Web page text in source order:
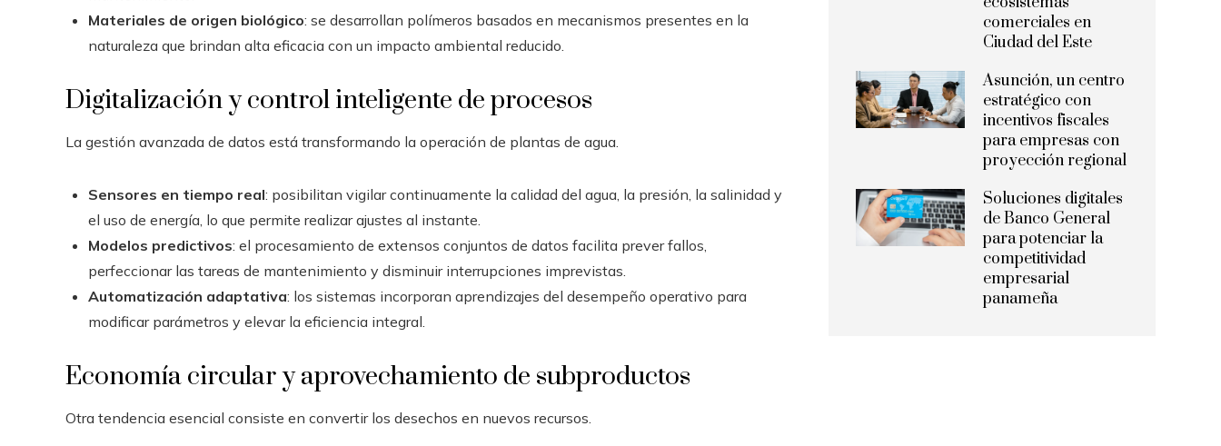
Materiales de origen biológico: se desarrollan polímeros basados en mecanismos presentes en la
naturaleza que brindan alta eficacia con un impacto ambiental reducido.
Digitalización y control inteligente de procesos
La gestión avanzada de datos está transformando la operación de plantas de agua.
Sensores en tiempo real: posibilitan vigilar continuamente la calidad del agua, la presión, la salinidad y
el uso de energía, lo que permite realizar ajustes al instante.
Modelos predictivos: el procesamiento de extensos conjuntos de datos facilita prever fallos,
perfeccionar las tareas de mantenimiento y disminuir interrupciones imprevistas.
Automatización adaptativa: los sistemas incorporan aprendizajes del desempeño operativo para
modificar parámetros y elevar la eficiencia integral.
Economía circular y aprovechamiento de subproductos
Otra tendencia esencial consiste en convertir los desechos en nuevos recursos.
comerciales en
Ciudad del Este
Asunción, un centro
estratégico con
incentivos fiscales
para empresas con
proyección regional
Soluciones digitales
de Banco General
para potenciar la
competitividad
empresarial
panameña